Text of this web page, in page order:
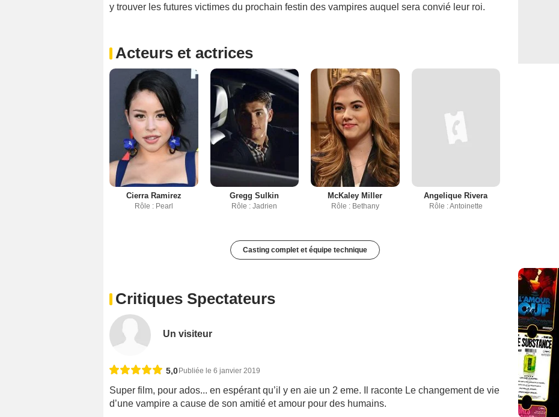
y trouver les futures victimes du prochain festin des vampires auquel sera convié leur roi.
Acteurs et actrices
Cierra Ramirez
Rôle : Pearl
Gregg Sulkin
Rôle : Jadrien
McKaley Miller
Rôle : Bethany
Angelique Rivera
Rôle : Antoinette
Casting complet et équipe technique
Critiques Spectateurs
Un visiteur
5,0Publiée le 6 janvier 2019
Super film, pour ados... en espérant qu’il y en aie un 2 eme. Il raconte Le changement de vie
d’une vampire a cause de son amitié et amour pour des humains.